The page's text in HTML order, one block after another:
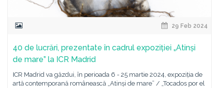
29 Feb 2024
40 de lucrări, prezentate în cadrul expoziției „Atinși
de mare” la ICR Madrid
ICR Madrid va găzdui, în perioada 6 - 25 martie 2024, expoziția de
artă contemporană românească „Atinși de mare” / „Tocados por el